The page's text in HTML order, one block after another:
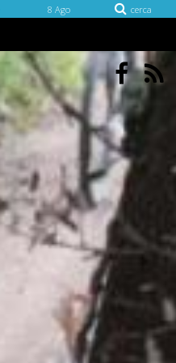
cerca
8 Ago